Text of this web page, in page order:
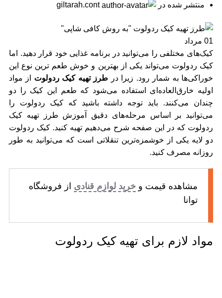
منتشر شده در giltarah.cont
01 مرداد
کیک‌های مختلفی را می‌توانید در برنامه غذایی خود قرار دهید. اما
کیک ردولوت می‌تواند یکی از بهترین و خوش طعم ترین نوع این
خوراکی‌ها به شمار رود. زیرا در طرز تهیه کیک ردولوت از مواد
اولیه خارق‌العاده‌ای استفاده می‌شود که طعم این کیک را دو
چندان می‌کنند. باید توجه داشته باشید که کیک ردولوت را
می‌توانید بر اساس مرحله‌های دقیق آموزش طرز تهیه کیک
ردولوت که در این صفحه شرح می‌دهیم تهیه کنید. کیک ردولوت
دو لایه یکی از خوشمزه‌ترین تنقلاتی است که می‌توانید به طور
روزانه مصرف کنید.
مشاهده قیمت و خرید لوازم قنادی از فروشگاه
توانا
مواد لازم برای تهیه کیک ردولوت